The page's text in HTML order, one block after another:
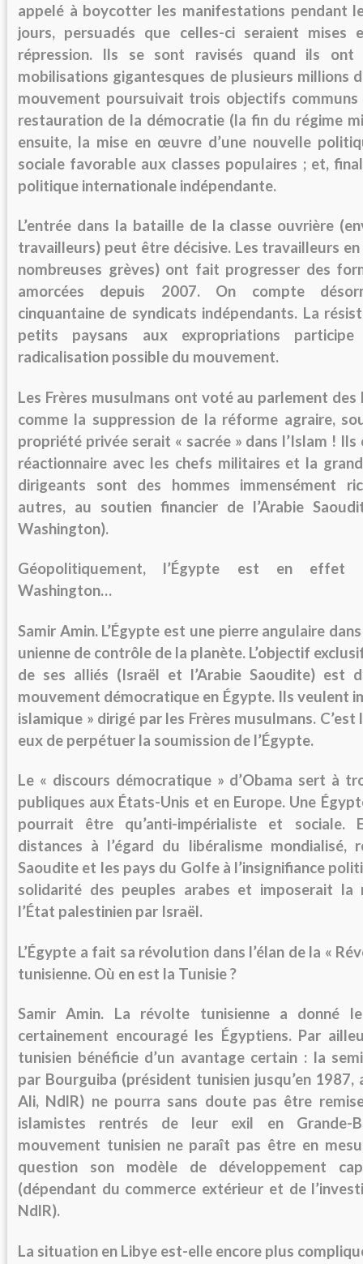
appelé à boycotter les manifestations pendant
jours, persuadés que celles-ci seraient mises
répression. Ils se sont ravisés quand ils ont
mobilisations gigantesques de plusieurs millions
mouvement poursuivait trois objectifs communs
restauration de la démocratie (la fin du régime
ensuite, la mise en œuvre d’une nouvelle
sociale favorable aux classes populaires ; et,
politique internationale indépendante.
L’entrée dans la bataille de la classe ouvrière
travailleurs) peut être décisive. Les travailleurs
nombreuses grèves) ont fait progresser des
amorcées depuis 2007. On compte
cinquantaine de syndicats indépendants. La
petits paysans aux expropriations
radicalisation possible du mouvement.
Les Frères musulmans ont voté au parlement
comme la suppression de la réforme agraire,
propriété privée serait « sacrée » dans l’Islam !
réactionnaire avec les chefs militaires et la
dirigeants sont des hommes immensément
autres, au soutien financier de l’Arabie
Washington).
Géopolitiquement, l’Égypte est en effet
Washington…
Samir Amin.L’Égypte est une pierre angulaire
unienne de contrôle de la planète. L’objectif
de ses alliés (Israël et l’Arabie Saoudite) est
mouvement démocratique en Égypte. Ils veulent
islamique » dirigé par les Frères musulmans.
eux de perpétuer la soumission de l’Égypte.
Le « discours démocratique » d’Obama sert à
publiques aux États-Unis et en Europe. Une
pourrait être qu’anti-impérialiste et sociale.
distances à l’égard du libéralisme mondialisé,
Saoudite et les pays du Golfe à l’insignifiance
solidarité des peuples arabes et imposerait la
l’État palestinien par Israël.
L’Égypte a fait sa révolution dans l’élan de la «
tunisienne. Où en est la Tunisie ?
Samir Amin. La révolte tunisienne a donné
certainement encouragé les Égyptiens. Par
tunisien bénéficie d’un avantage certain : la
par Bourguiba (président tunisien jusqu’en 1987,
Ali, NdlR) ne pourra sans doute pas être
islamistes rentrés de leur exil en Grande-
mouvement tunisien ne paraît pas être en
question son modèle de développement
(dépendant du commerce extérieur et de
NdlR).
La situation en Libye est-elle encore plus